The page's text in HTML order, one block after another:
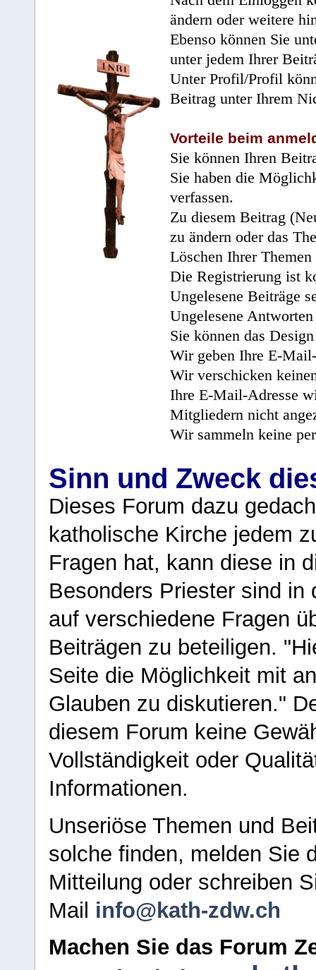
ändern oder weitere
Ebenso können Sie
unter jedem Ihrer
Unter Profil/Profil
Beitrag unter Ihrem
Vorteile beim
Sie können Ihren
Sie haben die
verfassen.
Zu diesem Beitrag
zu ändern oder das
Löschen Ihrer
Die Registrierung ist
Ungelesene Beiträge
Ungelesene
Sie können das
Wir geben Ihre E-
Wir verschicken
Ihre E-Mail-Adresse
Mitgliedern nicht
Wir sammeln keine
Sinn und Zweck
Dieses Forum dazu
katholische Kirche jedem
Fragen hat, kann diese in
Besonders Priester sind in
auf verschiedene Fragen
Beiträgen zu beteiligen.
Seite die Möglichkeit mit
Glauben zu diskutieren."
diesem Forum keine
Vollständigkeit oder
Informationen.
Unseriöse Themen und
solche finden, melden Sie
Mitteilung oder schreiben
Mail info@kath-zdw.ch
Machen Sie das Forum